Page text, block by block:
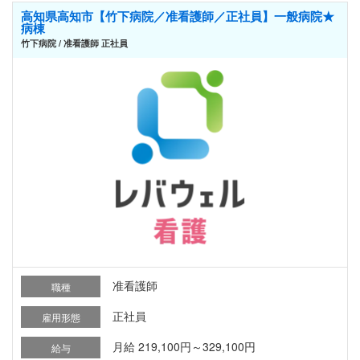
高知県高知市【竹下病院／准看護師／正社員】一般病院★
病棟
竹下病院 / 准看護師 正社員
職種 准看護師
雇用形態 正社員
給与 月給 219,100円～329,100円